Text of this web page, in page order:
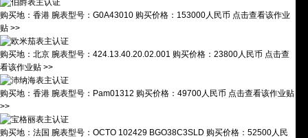
购买地： 香港 腕表型号： G0A43010 购买价格： 153000人民币 点击查看该作业
贴 >>
购买地： 北京 腕表型号： 424.13.40.20.02.001 购买价格： 23800人民币 点击查
看该作业贴 >>
购买地： 香港 腕表型号： Pam01312 购买价格： 49700人民币 点击查看该作业贴
>>
购买地： 法国 腕表型号： OCTO 102429 BGO38C3SLD 购买价格： 52500人民